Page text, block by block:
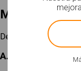
Mi selección
Descargar
A. Elige un